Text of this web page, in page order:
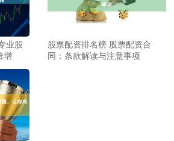
业股
增
股票配资排名榜 股票配资合
同：条款解读与注意事项